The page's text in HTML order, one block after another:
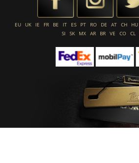
EU UK IE FR BE IT ES PT RO DE AT CH HU
SI
SK MX AR BR VE CO CL